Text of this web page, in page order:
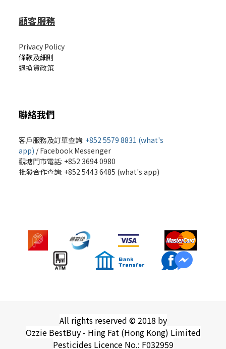
顧客服務
Privacy Policy
條款及細則
退換貨政策
聯絡我們
客戶服務及訂單查詢: +852 5579 8831 (what's
app) /Facebook Messenger
觀塘門市電話: +852 3694 0980
批發合作查詢: +852 5443 6485 (what's app)
All rights reserved © 2018 by
Ozzie BestBuy - Hing Fat (Hong Kong) Limited
Pesticides Licence No.: F032959